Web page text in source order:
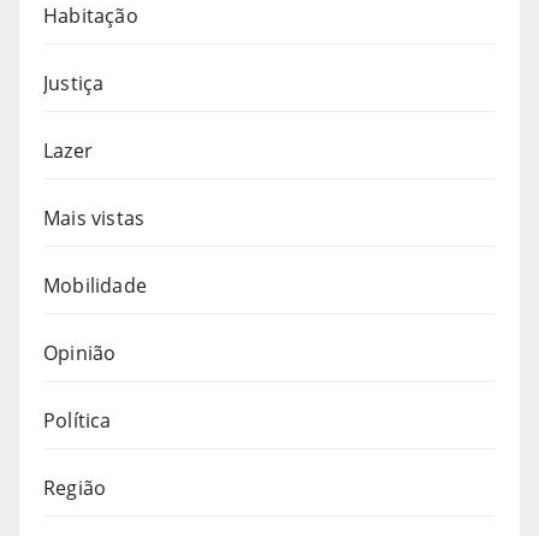
Habitação
Justiça
Lazer
Mais vistas
Mobilidade
Opinião
Política
Região